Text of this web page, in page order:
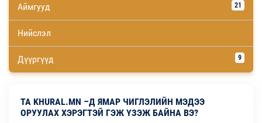
Аймгууд 21
Нийслэл
Дүүргүүд 9
ТА KHURAL.MN –Д ЯМАР ЧИГЛЭЛИЙН МЭДЭЭ
ОРУУЛАХ ХЭРЭГТЭЙ ГЭЖ ҮЗЭЖ БАЙНА ВЭ?